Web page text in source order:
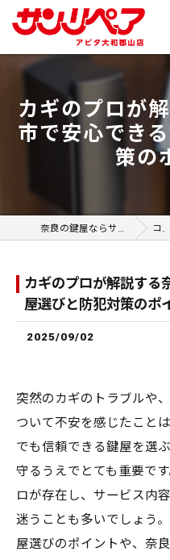
カギのプロが
市で安心でき
策の
奈良の鍵屋ならサンリペア アピタ大和郡山店 コラム
カギのプロが解説する
屋選びと防犯対策のポ
2025/09/02
突然のカギのトラブルや
ついて不安を感じたこと
でも信頼できる鍵屋を選
守るうえでとても重要で
ロが存在し、サービス内
迷うことも多いでしょう
屋選びのポイントや、奈